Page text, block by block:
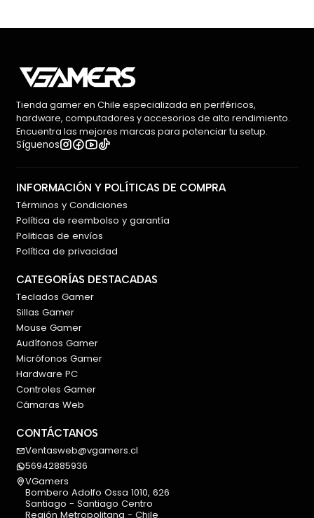
Tienda gamer en Chile especializada en periféricos,
hardware, computadores y accesorios de alto rendimiento.
Encuentra las mejores marcas para potenciar tu setup.
Síguenos
INFORMACIÓN Y POLÍTICAS DE COMPRA
Términos y Condiciones
Política de reembolso y garantía
Politicas de envíos
Política de privacidad
CATEGORÍAS DESTACADAS
Teclados Gamer
Sillas Gamer
Mouse Gamer
Audífonos Gamer
Micrófonos Gamer
Hardware PC
Controles Gamer
Cámaras Web
CONTÁCTANOS
Ventasweb@vgamers.cl
56942885936
VGamers
Bombero Adolfo Ossa 1010, 626
Santiago - Santiago Centro
Región Metropolitana - Chile